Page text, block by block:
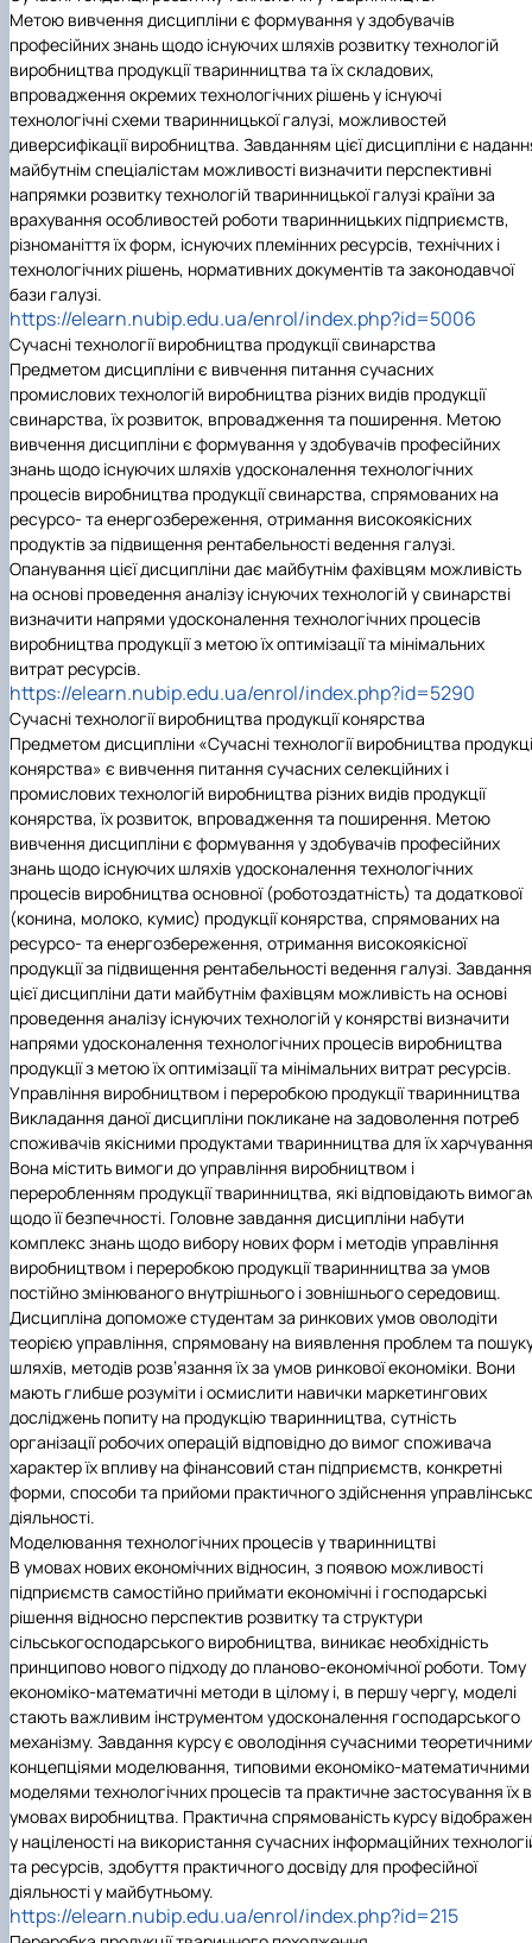
Метою вивчення дисципліни є формування у здобувачів
професійних знань щодо існуючих шляхів розвитку технологій
виробництва продукції тваринництва та їх складових,
впровадження окремих технологічних рішень у існуючі
технологічні схеми тваринницької галузі, можливостей
диверсифікації виробництва. Завданням цієї дисципліни є
майбутнім спеціалістам можливості визначити перспективні
напрямки розвитку технологій тваринницької галузі країни за
врахування особливостей роботи тваринницьких підприємств,
різноманіття їх форм, існуючих племінних ресурсів, технічних і
технологічних рішень, нормативних документів та законодавчої
бази галузі.
https://elearn.nubip.edu.ua/enrol/index.php?id=5006
Сучасні технології виробництва продукції свинарства
Предметом дисципліни є вивчення питання сучасних
промислових технологій виробництва різних видів продукції
свинарства, їх розвиток, впровадження та поширення. Метою
вивчення дисципліни є формування у здобувачів професійних
знань щодо існуючих шляхів удосконалення технологічних
процесів виробництва продукції свинарства, спрямованих на
ресурсо- та енергозбереження, отримання високоякісних
продуктів за підвищення рентабельності ведення галузі.
Опанування цієї дисципліни дає майбутнім фахівцям можливість
на основі проведення аналізу існуючих технологій у свинарстві
визначити напрями удосконалення технологічних процесів
виробництва продукції з метою їх оптимізації та мінімальних
витрат ресурсів.
https://elearn.nubip.edu.ua/enrol/index.php?id=5290
Сучасні технології виробництва продукції конярства
Предметом дисципліни «Сучасні технології виробництва
конярства» є вивчення питання сучасних селекційних і
промислових технологій виробництва різних видів продукції
конярства, їх розвиток, впровадження та поширення. Метою
вивчення дисципліни є формування у здобувачів професійних
знань щодо існуючих шляхів удосконалення технологічних
процесів виробництва основної (роботоздатність) та додаткової
(конина, молоко, кумис) продукції конярства, спрямованих на
ресурсо- та енергозбереження, отримання високоякісної
продукції за підвищення рентабельності ведення галузі. Завдання
цієї дисципліни дати майбутнім фахівцям можливість на основі
проведення аналізу існуючих технологій у конярстві визначити
напрями удосконалення технологічних процесів виробництва
продукції з метою їх оптимізації та мінімальних витрат ресурсів.
Управління виробництвом і переробкою продукції тваринництва
Викладання даної дисципліни покликане на задоволення потреб
споживачів якісними продуктами тваринництва для їх
Вона містить вимоги до управління виробництвом і
переробленням продукції тваринництва, які відповідають
щодо її безпечності. Головне завдання дисципліни набути
комплекс знань щодо вибору нових форм і методів управління
виробництвом і переробкою продукції тваринництва за умов
постійно змінюваного внутрішнього і зовнішнього середовищ.
Дисципліна допоможе студентам за ринкових умов оволодіти
теорією управління, спрямовану на виявлення проблем та
шляхів, методів розв’язання їх за умов ринкової економіки. Вони
мають глибше розуміти і осмислити навички маркетингових
досліджень попиту на продукцію тваринництва, сутність
організації робочих операцій відповідно до вимог споживача
характер їх впливу на фінансовий стан підприємств, конкретні
форми, способи та прийоми практичного здійснення
діяльності.
Моделювання технологічних процесів у тваринництві
В умовах нових економічних відносин, з появою можливості
підприємств самостійно приймати економічні і господарські
рішення відносно перспектив розвитку та структури
сільськогосподарського виробництва, виникає необхідність
принципово нового підходу до планово-економічної роботи. Тому
економіко-математичні методи в цілому і, в першу чергу, моделі
стають важливим інструментом удосконалення господарського
механізму. Завдання курсу є оволодіння сучасними
концепціями моделювання, типовими економіко-математичними
моделями технологічних процесів та практичне застосування їх в
умовах виробництва. Практична спрямованість курсу
у націленості на використання сучасних інформаційних
та ресурсів, здобуття практичного досвіду для професійної
діяльності у майбутньому.
https://elearn.nubip.edu.ua/enrol/index.php?id=215